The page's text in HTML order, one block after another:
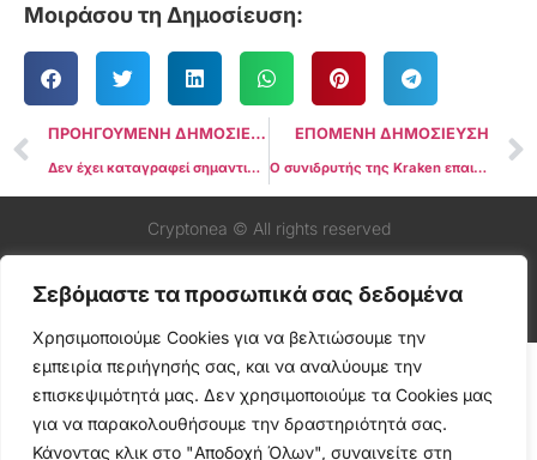
Σεβόμαστε τα προσωπικά σας δεδομένα
Χρησιμοποιούμε Cookies για να βελτιώσουμε την
εμπειρία περιήγησής σας, και να αναλύουμε την
επισκεψιμότητά μας. Δεν χρησιμοποιούμε τα Cookies μας
για να παρακολουθήσουμε την δραστηριότητά σας.
Κάνοντας κλικ στο "Αποδοχή Όλων", συναινείτε στη
Μοιράσου τη Δημοσίευση:
ΠΡΟΗΓΟΥΜΕΝΗ ΔΗΜΟΣΙΕΥΣΗ
Δεν έχει καταγραφεί σημαντική κίνηση κεφαλαίων μετά την απόφαση Binance-DOJ, λέει η Nansen
ΕΠΟΜΕΝΗ ΔΗΜΟΣΙΕΥΣΗ
Ο συνιδρυτής της Kraken επαινεί τα πρόστιμα του DOJ στην Binance, αναφέροντας μια στροφή προς ένα “δικαιότερο” περιβάλλον
Cryptonea © All rights reserved